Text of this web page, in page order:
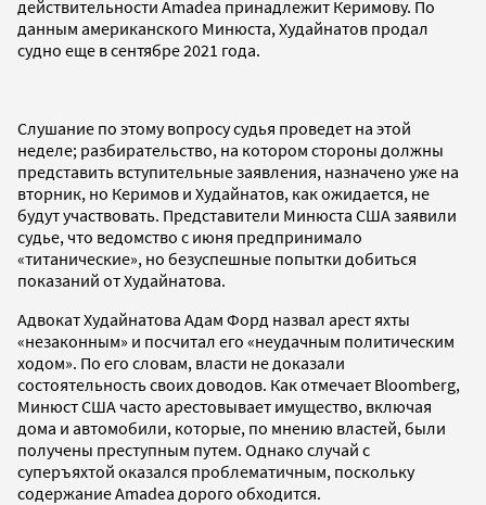
действительности Amadea принадлежит Керимову. По
данным американского Минюста, Худайнатов продал
судно еще в сентябре 2021 года.
Слушание по этому вопросу судья проведет на этой
неделе; разбирательство, на котором стороны должны
представить вступительные заявления, назначено уже на
вторник, но Керимов и Худайнатов, как ожидается, не
будут участвовать. Представители Минюста США заявили
судье, что ведомство с июня предпринимало
«титанические», но безуспешные попытки добиться
показаний от Худайнатова.
Адвокат Худайнатова Адам Форд назвал арест яхты
«незаконным» и посчитал его «неудачным политическим
ходом». По его словам, власти не доказали
состоятельность своих доводов. Как отмечает Bloomberg,
Минюст США часто арестовывает имущество, включая
дома и автомобили, которые, по мнению властей, были
получены преступным путем. Однако случай с
суперъяхтой оказался проблематичным, поскольку
содержание Amadea дорого обходится.